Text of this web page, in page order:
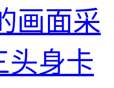
画面采
头身卡